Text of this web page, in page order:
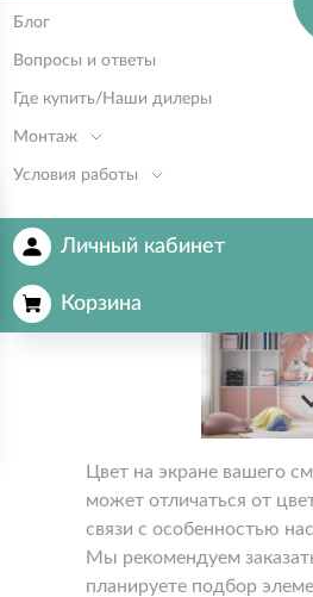
Блог
Вопросы и ответы
Где купить/Наши дилеры
Монтаж
Условия работы
Личный кабинет
Корзина
Цвет на экране вашего
может отличаться от
связи с особенностью
Мы рекомендуем
планируете подбор